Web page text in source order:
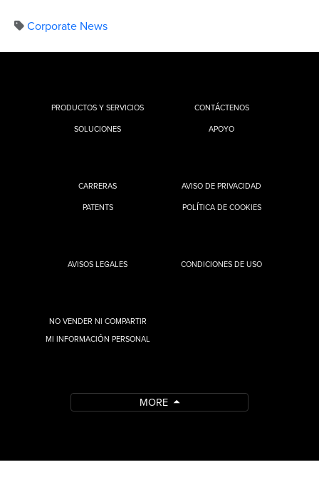
Corporate News
PRODUCTOS Y SERVICIOS
SOLUCIONES
CONTÁCTENOS
APOYO
CARRERAS
PATENTS
AVISO DE PRIVACIDAD
POLÍTICA DE COOKIES
AVISOS LEGALES CONDICIONES DE USO
NO VENDER NI COMPARTIR
MI INFORMACIÓN PERSONAL
MORE